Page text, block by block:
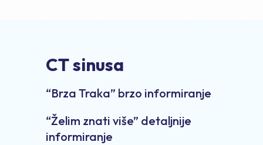
CT sinusa
“Brza Traka” brzo informiranje
“Želim znati više” detaljnije
informiranje